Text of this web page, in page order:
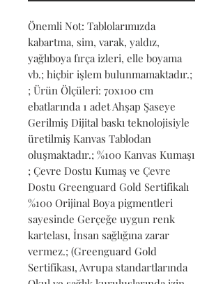
Önemli Not: Tablolarımızda
kabartma, sim, varak, yaldız,
yağlıboya fırça izleri, elle boyama
vb.; hiçbir işlem bulunmamaktadır.;
; Ürün Ölçüleri: 70x100 cm
ebatlarında 1 adet Ahşap Şaseye
Gerilmiş Dijital baskı teknolojisiyle
üretilmiş Kanvas Tablodan
oluşmaktadır.; %100 Kanvas Kumaşı
; Çevre Dostu Kumaş ve Çevre
Dostu Greenguard Gold Sertifikalı
%100 Orijinal Boya pigmentleri
sayesinde Gerçeğe uygun renk
kartelası, İnsan sağlığına zarar
vermez.; (Greenguard Gold
Sertifikası, Avrupa standartlarında